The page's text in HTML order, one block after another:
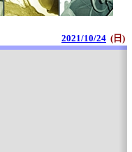
2021/10/24 (日)